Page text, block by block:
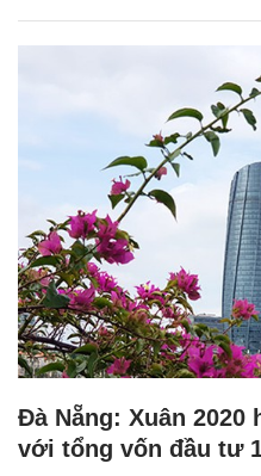
Đà Nẵng: Xuân
với tổng vốn đầu tư